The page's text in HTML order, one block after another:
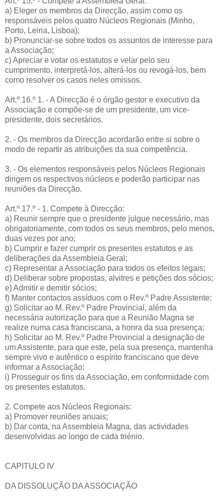
a) Eleger os membros da Direcção, assim como os
responsáveis pelos quatro Núcleos Regionais (Minho,
Porto, Leiria, Lisboa);
b) Pronunciar-se sobre todos os assuntos de interesse para
a Associação;
c) Apreciar e votar os estatutos e velar pelo seu
cumprimento, interpretá-los, alterá-los ou revogá-los, bem
como resolver os casos neles omissos.
Art.º 16.º 1. - A Direcção é o órgão gestor e executivo da
Associação e compõe-se de um presidente, um vice-
presidente, dois secretários.
2. - Os membros da Direcção acordarão entre si sobre o
modo de repartir as atribuições da sua competência.
3. - Os elementos responsáveis pelos Núcleos Regionais
dirigem os respectivos núcleos e poderão participar nas
reuniões da Direcção.
Art.º 17.º - 1. Compete à Direcção:
a) Reunir sempre que o presidente julgue necessário, mas
obrigatoriamente, com todos os seus membros, pelo menos,
duas vezes por ano;
b) Cumprir e fazer cumprir os presentes estatutos e as
deliberações da Assembleia Geral;
c) Representar a Associação para todos os efeitos legais;
d) Deliberar sobre propostas, alvitres e petições dos sócios;
e) Admitir e demitir sócios;
f) Manter contactos assíduos com o Rev.º Padre Assistente;
g) Solicitar ao M. Rev.º Padre Provincial, além da
necessária autorização para que a Reunião Magna se
realize numa casa franciscana, a honra da sua presença;
h) Solicitar ao M. Rev.º Padre Provincial a designação de
um Assistente, para que este, pela sua presença, mantenha
sempre vivo e autêntico o espírito franciscano que deve
informar a Associação;
i) Prosseguir os fins da Associação, em conformidade com
os presentes estatutos.
2. Compete aos Núcleos Regionais:
a) Promover reuniões anuais;
b) Dar conta, na Assembleia Magna, das actividades
desenvolvidas ao longo de cada triénio.
CAPITULO IV
DA DISSOLUÇÃO DA ASSOCIAÇÃO